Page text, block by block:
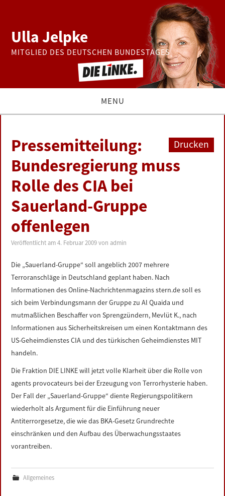
Ulla Jelpke
MITGLIED DES DEUTSCHEN BUNDESTAGES
MENU
BUNDESTAG
PRESSE
ZUR PERSON
LINKS
DATENSCHUTZERKLÄRUNG
IMPRESSUM
Drucken
Pressemitteilung:
Bundesregierung muss
Rolle des CIA bei
Sauerland-Gruppe
offenlegen
Veröffentlicht am4. Februar 2009 vonadmin
Die „Sauerland-Gruppe“ soll angeblich 2007 mehrere
Terroranschläge in Deutschland geplant haben. Nach
Informationen des Online-Nachrichtenmagazins stern.de soll es
sich beim Verbindungsmann der Gruppe zu Al Quaida und
mutmaßlichen Beschaffer von Sprengzündern, Mevlüt K., nach
Informationen aus Sicherheitskreisen um einen Kontaktmann des
US-Geheimdienstes CIA und des türkischen Geheimdienstes MIT
handeln.
Die Fraktion DIE LINKE will jetzt volle Klarheit über die Rolle von
agents provocateurs bei der Erzeugung von Terrorhysterie haben.
Der Fall der „Sauerland-Gruppe“ diente Regierungspolitikern
wiederholt als Argument für die Einführung neuer
Antiterrorgesetze, die wie das BKA-Gesetz Grundrechte
einschränken und den Aufbau des Überwachungsstaates
vorantreiben.
Allgemeines